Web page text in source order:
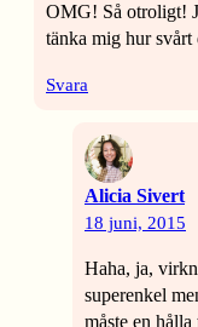
OMG! Så otroligt!
tänka mig hur
Svara
Alicia Sivert
18 juni, 2015
Haha, ja,
superenkel
måste en